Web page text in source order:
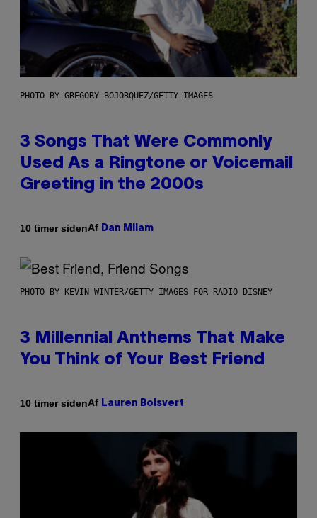
PHOTO BY GREGORY BOJORQUEZ/GETTY IMAGES
3 Songs That Were Commonly
Used As a Ringtone or Voicemail
Greeting in the 2000s
10 timer sidenAf Dan Milam
PHOTO BY KEVIN WINTER/GETTY IMAGES FOR RADIO DISNEY
3 Millennial Anthems That Make
You Think of Your Best Friend
10 timer sidenAf Lauren Boisvert